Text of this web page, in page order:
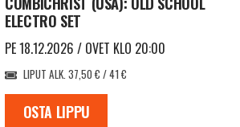
ELECTRO SET
PE 18.12.2026 / OVET KLO 20:00
LIPUT ALK. 37,50 € / 41 €
OSTA LIPPU